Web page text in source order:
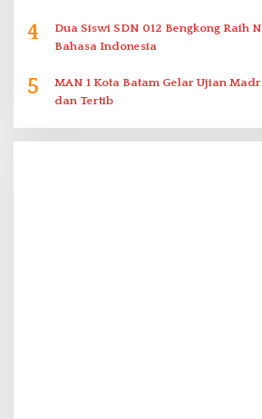
4
Dua Siswi SDN 012 Bengkong Raih
Bahasa Indonesia
5
MAN 1 Kota Batam Gelar Ujian
dan Tertib